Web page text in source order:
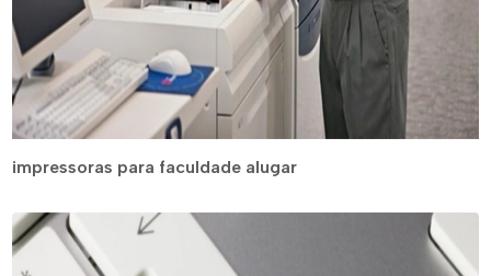
impressoras para faculdade alugar